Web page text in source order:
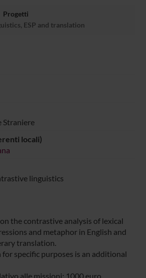
Progetti
ESP and translation
Straniere
locali)
linguistics
the contrastive analysis of lexical
and metaphor in English and
translation.
specific purposes is an additional
alle missioni: 1000 euro